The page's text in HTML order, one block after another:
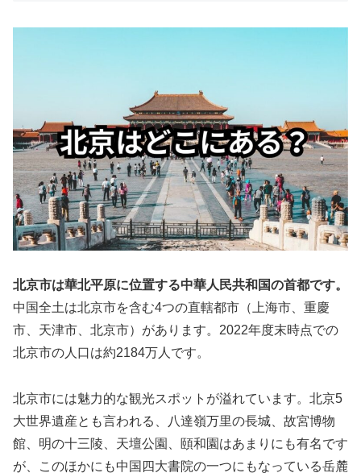
北京市は華北平原に位置する中華人民共和国の首都です。
中国全土は北京市を含む4つの直轄都市（上海市、重慶
市、天津市、北京市）があります。2022年度末時点での
北京市の人口は約2184万人です。
北京市には魅力的な観光スポットが溢れています。北京5
大世界遺産とも言われる、八達嶺万里の長城、故宮博物
館、明の十三陵、天壇公園、頤和園はあまりにも有名です
が、このほかにも中国四大書院の一つにもなっている岳麓